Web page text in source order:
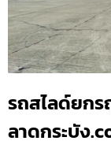
รถสไลด์ยก
ลาดกระบัง